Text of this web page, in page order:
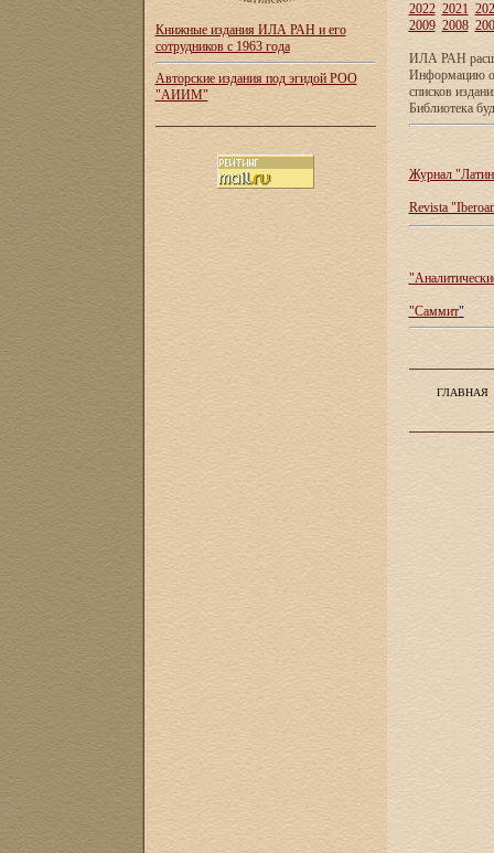
Книжные издания ИЛА РАН и его
сотрудников с 1963 года
Авторские издания под эгидой РОО
"АИИМ"
2022 2021
2009 2008
ИЛА РАН
Информацию о
списков
Библиотека
Журнал
Revista
"Саммит"
ГЛАВНАЯ